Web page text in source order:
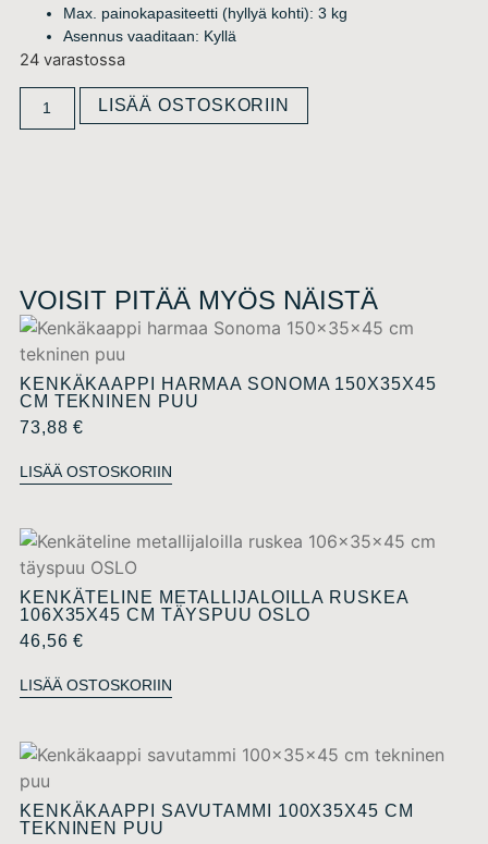
Max. painokapasiteetti (hyllyä kohti): 3 kg
Asennus vaaditaan: Kyllä
24 varastossa
LISÄÄ OSTOSKORIIN
VOISIT PITÄÄ MYÖS NÄISTÄ
KENKÄKAAPPI HARMAA SONOMA 150X35X45
CM TEKNINEN PUU
73,88€
LISÄÄ OSTOSKORIIN
KENKÄTELINE METALLIJALOILLA RUSKEA
106X35X45 CM TÄYSPUU OSLO
46,56€
LISÄÄ OSTOSKORIIN
KENKÄKAAPPI SAVUTAMMI 100X35X45 CM
TEKNINEN PUU